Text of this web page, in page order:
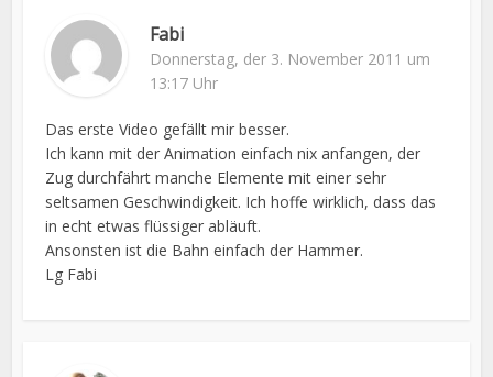
Fabi
Donnerstag, der 3. November 2011 um
13:17 Uhr
Das erste Video gefällt mir besser.
Ich kann mit der Animation einfach nix anfangen, der
Zug durchfährt manche Elemente mit einer sehr
seltsamen Geschwindigkeit. Ich hoffe wirklich, dass das
in echt etwas flüssiger abläuft.
Ansonsten ist die Bahn einfach der Hammer.
Lg Fabi